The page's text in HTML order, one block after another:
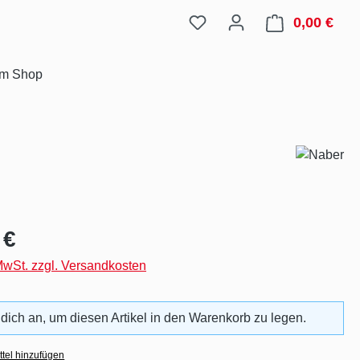
0,00 €
Shop
zzgl. Versandkosten
an, um diesen Artikel in den Warenkorb zu legen.
hinzufügen